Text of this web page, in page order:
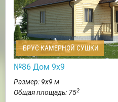
БРУС КАМЕРНОЙ СУШКИ
№86 Дом 9х9
Размер: 9х9 м
Общая площадь: 752